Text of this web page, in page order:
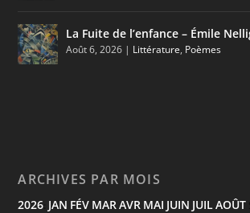
La Fuite de l’enfance – Émile
Août 6, 2026 | Littérature, Poèmes
ARCHIVES PAR MOIS
2026 JAN FÉV MAR AVR MAI JUIN JUIL AOÛT